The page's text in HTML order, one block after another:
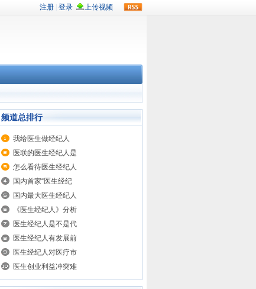
频道总排行
我给医生做经纪人
医联的医生经纪人是
怎么看待医生经纪人
国内首家“医生经纪
国内最大医生经纪人
《医生经纪人》分析
医生经纪人是不是代
医生经纪人有发展前
医生经纪人对医疗市
医生创业利益冲突难